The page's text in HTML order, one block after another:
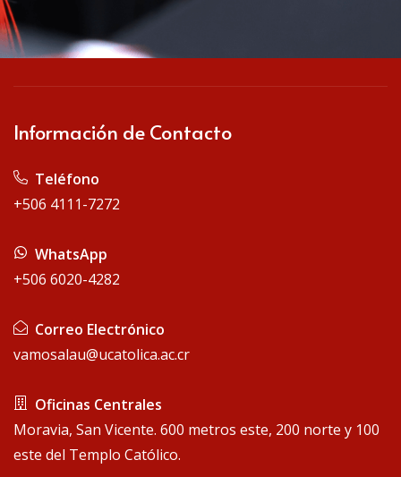
Información de Contacto
Teléfono
+506 4111-7272
WhatsApp
+506 6020-4282
Correo Electrónico
vamosalau@ucatolica.ac.cr
Oficinas Centrales
Moravia, San Vicente. 600 metros este, 200 norte y 100
este del Templo Católico.